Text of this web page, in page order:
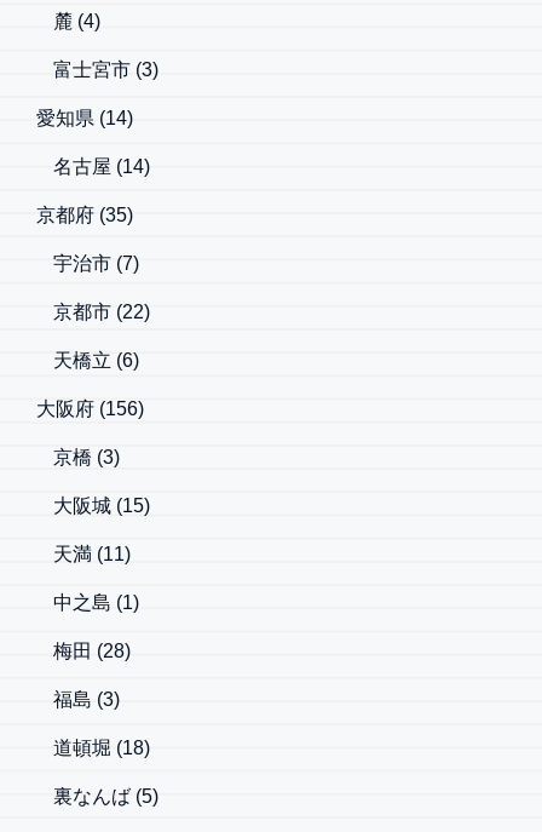
麓 (4)
富士宮市 (3)
愛知県 (14)
名古屋 (14)
京都府 (35)
宇治市 (7)
京都市 (22)
天橋立 (6)
大阪府 (156)
京橋 (3)
大阪城 (15)
天満 (11)
中之島 (1)
梅田 (28)
福島 (3)
道頓堀 (18)
裏なんば (5)